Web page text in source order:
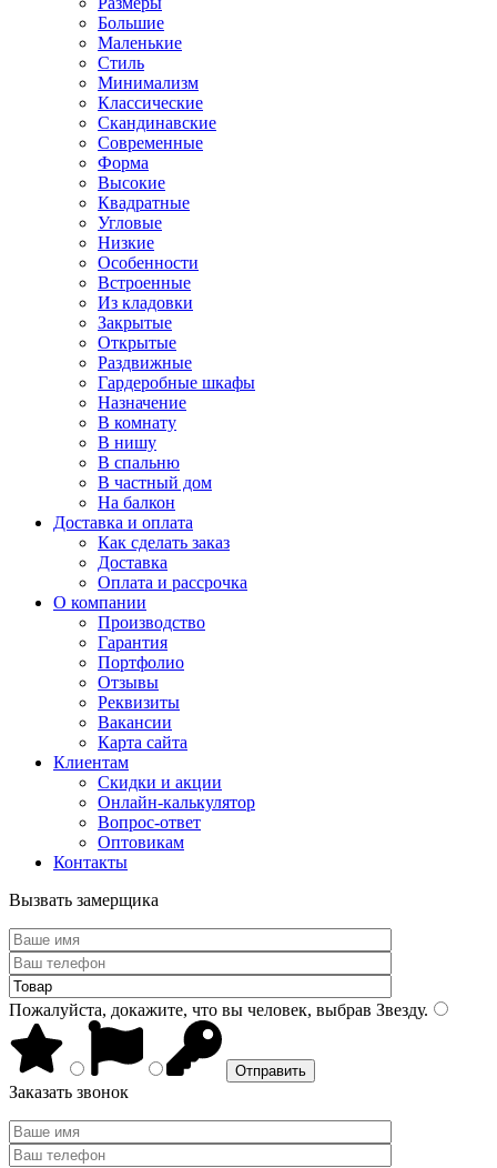
Большие
Маленькие
Стиль
Минимализм
Классические
Скандинавские
Современные
Форма
Высокие
Квадратные
Угловые
Низкие
Особенности
Встроенные
Из кладовки
Закрытые
Открытые
Раздвижные
Гардеробные шкафы
Назначение
В комнату
В нишу
В спальню
В частный дом
На балкон
Доставка и оплата
Как сделать заказ
Доставка
Оплата и рассрочка
О компании
Производство
Гарантия
Портфолио
Отзывы
Реквизиты
Вакансии
Карта сайта
Клиентам
Скидки и акции
Онлайн-калькулятор
Вопрос-ответ
Оптовикам
Контакты
Вызвать замерщика
Пожалуйста, докажите, что вы человек, выбрав Звезду.
Заказать звонок